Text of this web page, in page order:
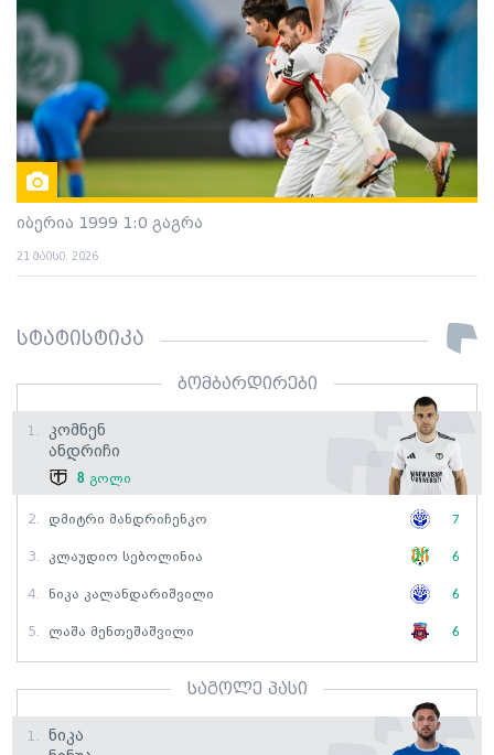
იბერია 1999 1:0 გაგრა
21 მაისი. 2026
სტატისტიკა
ბომბარდირები
1.
Კომნენ
Ანდრიჩი
8 გოლი
2. Დმიტრი Მანდრიჩენკო 7
3. Კლაუდიო Სებოლინია 6
4. Ნიკა Კალანდარიშვილი 6
5. Ლაშა Მენთეშაშვილი 6
საგოლე პასი
1.
Ნიკა